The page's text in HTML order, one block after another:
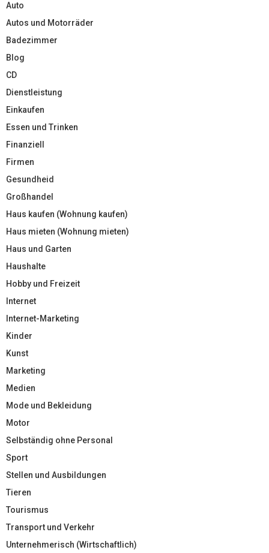
Auto
Autos und Motorräder
Badezimmer
Blog
CD
Dienstleistung
Einkaufen
Essen und Trinken
Finanziell
Firmen
Gesundheid
Großhandel
Haus kaufen (Wohnung kaufen)
Haus mieten (Wohnung mieten)
Haus und Garten
Haushalte
Hobby und Freizeit
Internet
Internet-Marketing
Kinder
Kunst
Marketing
Medien
Mode und Bekleidung
Motor
Selbständig ohne Personal
Sport
Stellen und Ausbildungen
Tieren
Tourismus
Transport und Verkehr
Unternehmerisch (Wirtschaftlich)